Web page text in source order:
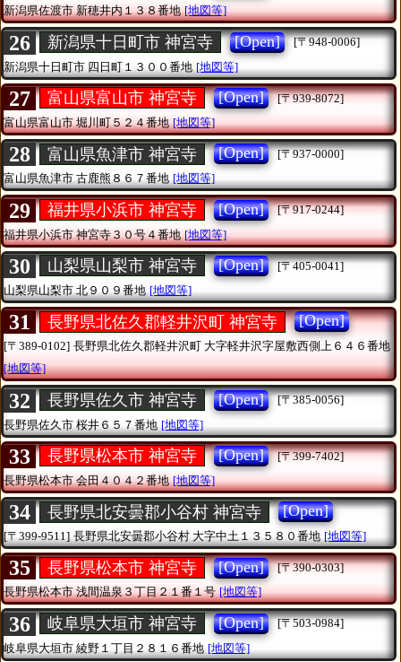
新潟県佐渡市新穂井内１３８番地 [地図等]
26 新潟県十日町市 神宮寺 [Open]
[〒948-0006]
新潟県十日町市 四日町１３００番地 [地図等]
27 富山県富山市 神宮寺 [Open]
[〒939-8072]
富山県富山市堀川町５２４番地 [地図等]
28 富山県魚津市 神宮寺 [Open]
[〒937-0000]
富山県魚津市古鹿熊８６７番地 [地図等]
29 福井県小浜市 神宮寺 [Open]
[〒917-0244]
福井県小浜市神宮寺３０号４番地 [地図等]
30 山梨県山梨市 神宮寺 [Open]
[〒405-0041]
山梨県山梨市 北９０９番地 [地図等]
31 長野県北佐久郡軽井沢町 神宮寺 [Open]
[〒389-0102] 長野県北佐久郡軽井沢町 大字軽井沢字屋敷西側上６４６番地
[地図等]
32 長野県佐久市 神宮寺 [Open]
[〒385-0056]
長野県佐久市 桜井６５７番地 [地図等]
33 長野県松本市 神宮寺 [Open]
[〒399-7402]
長野県松本市会田４０４２番地 [地図等]
34 長野県北安曇郡小谷村 神宮寺 [Open]
[〒399-9511] 長野県北安曇郡小谷村大字中土１３５８０番地 [地図等]
35 長野県松本市 神宮寺 [Open]
[〒390-0303]
長野県松本市浅間温泉３丁目２１番１号 [地図等]
36 岐阜県大垣市 神宮寺 [Open]
[〒503-0984]
岐阜県大垣市 綾野１丁目２８１６番地 [地図等]